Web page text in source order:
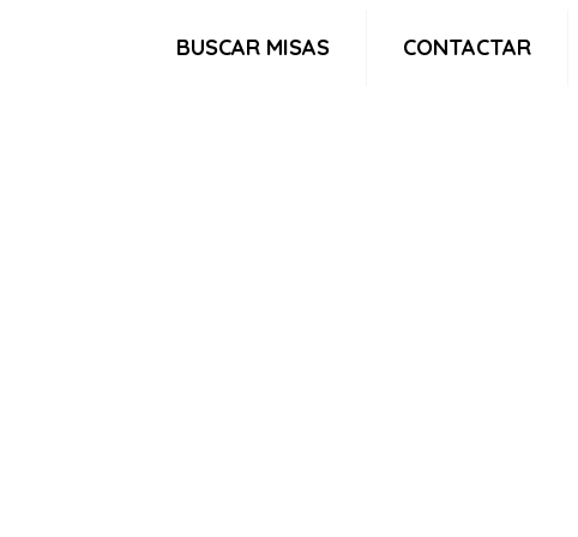
BUSCAR MISAS CONTACTAR